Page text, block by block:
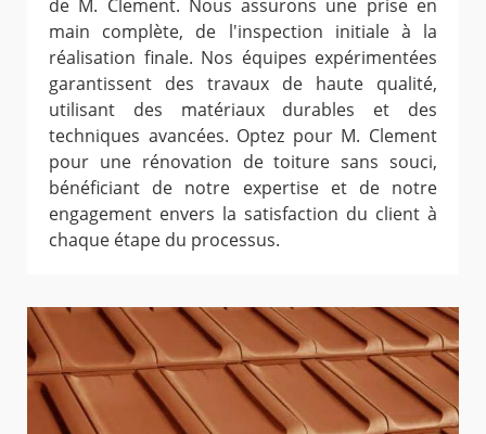
de M. Clement. Nous assurons une prise en
main complète, de l'inspection initiale à la
réalisation finale. Nos équipes expérimentées
garantissent des travaux de haute qualité,
utilisant des matériaux durables et des
techniques avancées. Optez pour M. Clement
pour une rénovation de toiture sans souci,
bénéficiant de notre expertise et de notre
engagement envers la satisfaction du client à
chaque étape du processus.